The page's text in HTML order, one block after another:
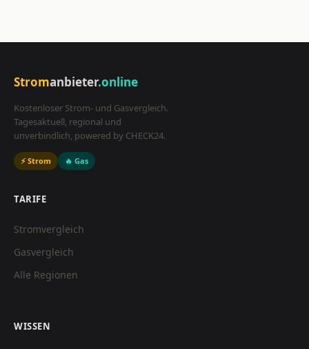
Stromanbieter.online
Kostenloser Strom- und Gasvergleich.
Tagesaktuell, regional und
unverbindlich, powered by CHECK24.
⚡ Strom 🔥 Gas
TARIFE
Stromvergleich
Gasvergleich
Alle Regionen
WISSEN